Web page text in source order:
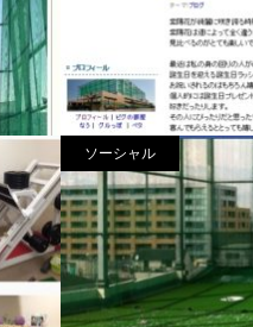
アメブロ
ソーシャル